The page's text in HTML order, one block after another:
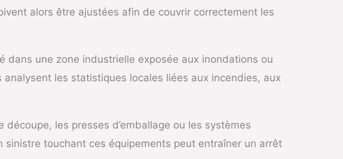
alors être ajustées afin de couvrir correctement les
dans une zone industrielle exposée aux inondations ou
les statistiques locales liées aux incendies, aux
les presses d’emballage ou les systèmes
touchant ces équipements peut entraîner un arrêt